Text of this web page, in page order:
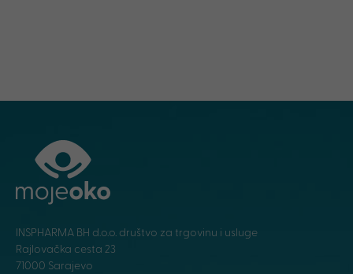
INSPHARMA BH d.o.o. društvo za trgovinu i usluge
Rajlovačka cesta 23
71000 Sarajevo